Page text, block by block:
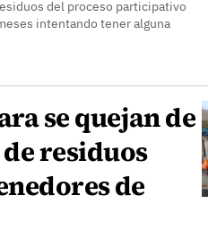
del proceso participativo
intentando tener alguna
se quejan de
residuos
de